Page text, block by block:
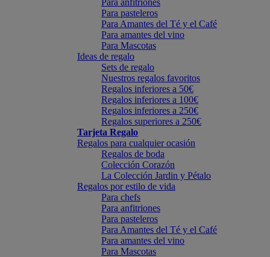
Para anfitriones
Para pasteleros
Para Amantes del Té y el Café
Para amantes del vino
Para Mascotas
Ideas de regalo
Sets de regalo
Nuestros regalos favoritos
Regalos inferiores a 50€
Regalos inferiores a 100€
Regalos inferiores a 250€
Regalos superiores a 250€
Tarjeta Regalo
Regalos para cualquier ocasión
Regalos de boda
Colección Corazón
La Colección Jardin y Pétalo
Regalos por estilo de vida
Para chefs
Para anfitriones
Para pasteleros
Para Amantes del Té y el Café
Para amantes del vino
Para Mascotas